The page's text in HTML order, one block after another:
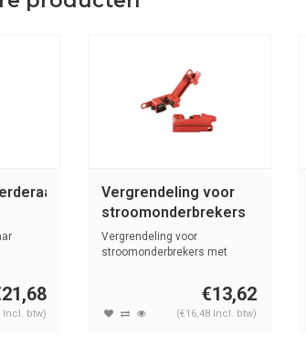
Incl. btw)
Vergrendeling voor
stroomonderbrekers
491B
Vergrendeling voor
stroomonderbrekers met
€13,62
(€16,48 Incl. btw)